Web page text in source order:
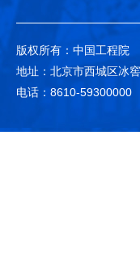
版权所有：中国工程院
地址：北京市西城区冰
电话：8610-59300000